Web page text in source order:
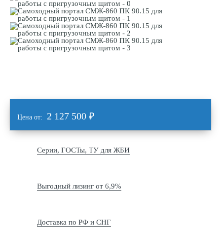
Цена от: 2 127 500 ₽
Серии, ГОСТы, ТУ для ЖБИ
Выгодный лизинг от 6,9%
Доставка по РФ и СНГ